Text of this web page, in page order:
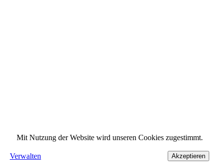
Mit Nutzung der Website wird unseren Cookies zugestimmt.
Verwalten Akzeptieren